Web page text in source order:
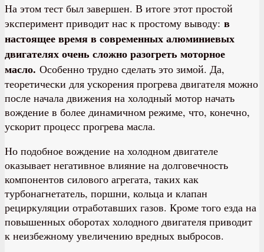
На этом тест был завершен. В итоге этот простой
эксперимент приводит нас к простому выводу: в
настоящее время в современных алюминиевых
двигателях очень сложно разогреть моторное
масло. Особенно трудно сделать это зимой. Да,
теоретически для ускорения прогрева двигателя можно
после начала движения на холодный мотор начать
вождение в более динамичном режиме, что, конечно,
ускорит процесс прогрева масла.
Но подобное вождение на холодном двигателе
оказывает негативное влияние на долговечность
компонентов силового агрегата, таких как
турбонагнетатель, поршни, кольца и клапан
рециркуляции отработавших газов. Кроме того езда на
повышенных оборотах холодного двигателя приводит
к неизбежному увеличению вредных выбросов.